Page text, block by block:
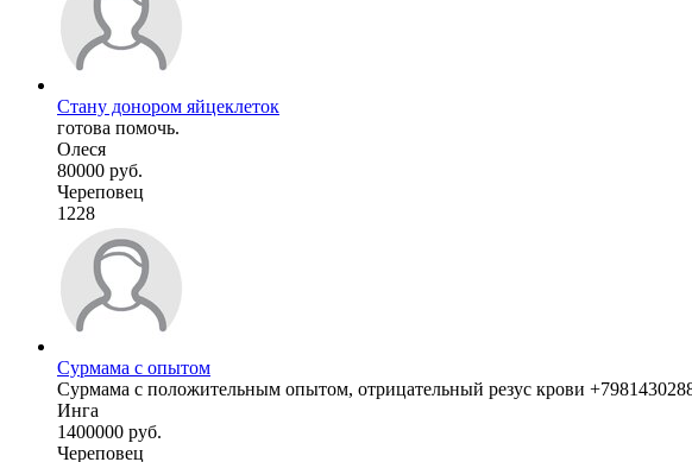
Стану донором яйцеклеток
готова помочь.
Олеся
80000 руб.
Череповец
1228
Сурмама с опытом
Сурмама с положительным опытом, отрицательный резус крови
Инга
1400000 руб.
Череповец